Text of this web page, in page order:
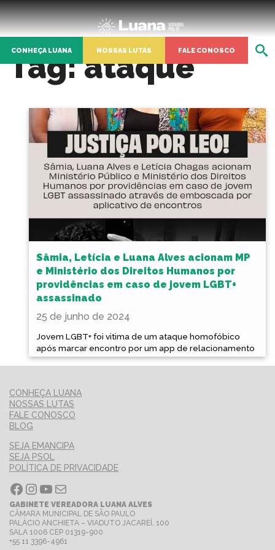
CONHEÇA LUANA NOSSAS LUTAS FALE CONOSCO
Tag:ataque
Sâmia, Letícia e Luana Alves acionam MP
e Ministério dos Direitos Humanos por
providências em caso de jovem LGBT+
assassinado
25 de junho de 2024
Jovem LGBT+ foi vitima de um ataque homofóbico
após marcar encontro por um app de relacionamento
CONHEÇA LUANA
NOSSAS LUTAS
FALE CONOSCO
BLOG
SEJA EMANCIPA
SEJA PSOL
POLÍTICA DE PRIVACIDADE
Facebook InstagramYoutube E-mail
GABINETE VEREADORA LUANA ALVES
CÂMARA MUNICIPAL DE SÃO PAULO
PALÁCIO ANCHIETA – VIADUTO JACAREÍ, 100
SALA 1006 CEP 01319-900
+55 11 3396-4961